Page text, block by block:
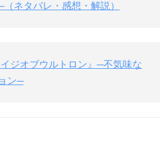
ネタバレ・感想・解説）
ジオブウルトロン』─不気味な
ン─